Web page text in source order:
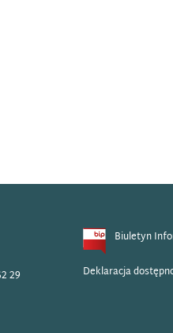
29
Biuletyn
Deklaracja